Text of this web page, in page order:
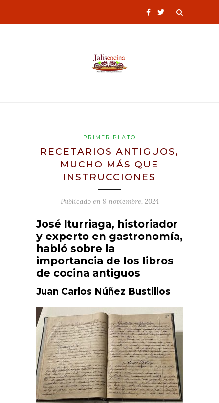
PRIMER PLATO
RECETARIOS ANTIGUOS,
MUCHO MÁS QUE
INSTRUCCIONES
Publicado en 9 noviembre, 2024
José Iturriaga, historiador
y experto en gastronomía,
habló sobre la
importancia de los libros
de cocina antiguos
Juan Carlos Núñez Bustillos